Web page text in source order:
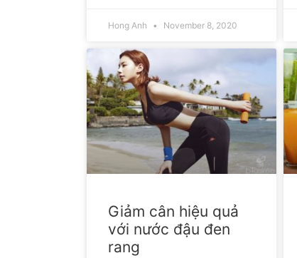
Hong Anh November 8, 2020
Giảm cân hiệu quả
với nước đậu đen
rang